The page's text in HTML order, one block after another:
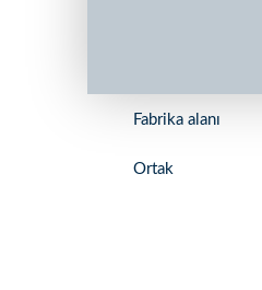
Fabrika alanı
Ortak